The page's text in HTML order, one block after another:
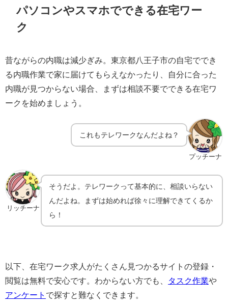
パソコンやスマホでできる在宅ワー
ク
昔ながらの内職は減少ぎみ。東京都八王子市の自宅ででき
る内職作業で家に届けてもらえなかったり、自分に合った
内職が見つからない場合、まずは相談不要でできる在宅ワ
ークを始めましょう。
プッチーナ
これもテレワークなんだよね？
リッチーナ
そうだよ。テレワークって基本的に、相談いらない
んだよね。まずは始めれば徐々に理解できてくるか
ら！
以下、在宅ワーク求人がたくさん見つかるサイトの登録・
閲覧は無料で安心です。わからない方でも、
タスク作業や
アンケート で探すと難なくできます。